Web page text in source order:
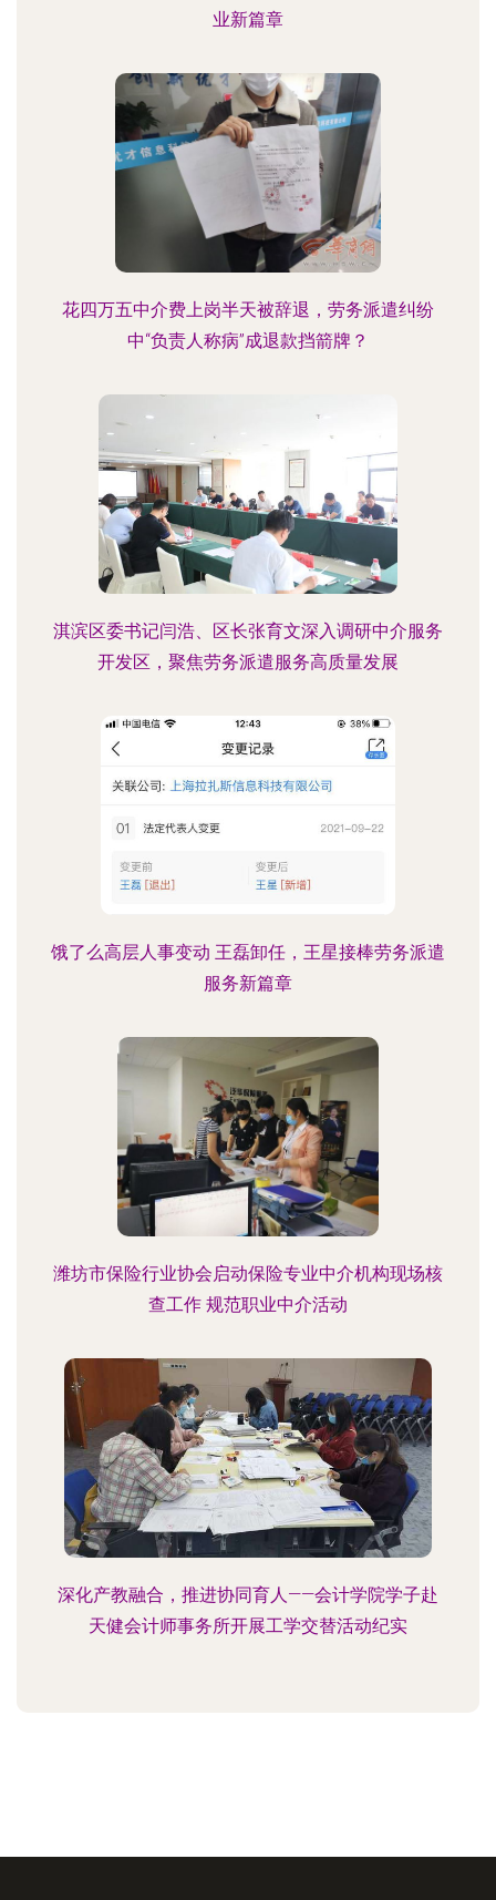
业新篇章
花四万五中介费上岗半天被辞退，劳务派遣纠纷
中“负责人称病”成退款挡箭牌？
淇滨区委书记闫浩、区长张育文深入调研中介服务
开发区，聚焦劳务派遣服务高质量发展
饿了么高层人事变动 王磊卸任，王星接棒劳务派遣
服务新篇章
潍坊市保险行业协会启动保险专业中介机构现场核
查工作 规范职业中介活动
深化产教融合，推进协同育人——会计学院学子赴
天健会计师事务所开展工学交替活动纪实